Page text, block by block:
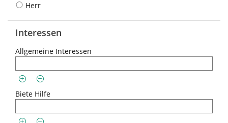
Herr
Interessen
Allgemeine Interessen
Biete Hilfe